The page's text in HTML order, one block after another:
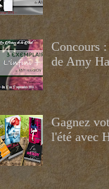
Concours
de Amy
Gagnez
l'été avec